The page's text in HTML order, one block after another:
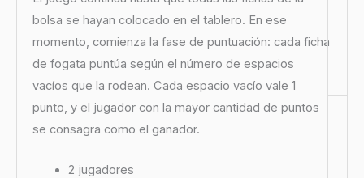
bolsa se hayan colocado en el tablero. En ese
momento, comienza la fase de puntuación: cada ficha
de fogata puntúa según el número de espacios
vacíos que la rodean. Cada espacio vacío vale 1
punto, y el jugador con la mayor cantidad de puntos
se consagra como el ganador.
2 jugadores